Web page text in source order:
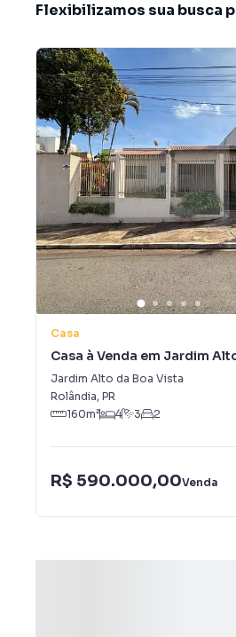
Flexibilizamos sua busca
Casa
Casa à Venda em Jardim
Vista
Jardim Alto da Boa Vista
Rolândia, PR
160m² 4 3 2
R$ 590.000,00Venda